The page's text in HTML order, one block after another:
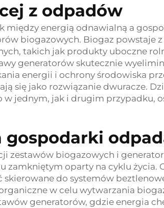
z odpadów
między energią odnawialną a
biogazowych. Biogaz powstaje
takich jak produkty uboczne
generatorów skutecznie
energii i ochrony środowiska
się jako rozwiązanie dwuracze.
w jednym, jak i drugim przypadku,
zestawów biogazowych i
zamkniętym oparty na cyklu życia.
skierowane do systemów
w celu wytwarzania
generatorów, gdzie energia